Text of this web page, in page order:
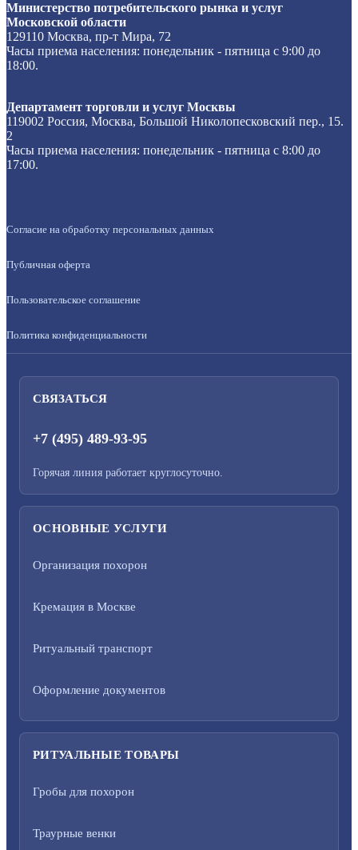
Министерство потребительского рынка и услуг
Московской области
129110 Москва, пр-т Мира, 72
Часы приема населения: понедельник - пятница с 9:00 до
18:00.
Департамент торговли и услуг Москвы
119002 Россия, Москва, Большой Николопесковский пер., 15.
2
Часы приема населения: понедельник - пятница с 8:00 до
17:00.
Согласие на обработку персональных данных
Публичная оферта
Пользовательское соглашение
Политика конфиденциальности
СВЯЗАТЬСЯ
+7 (495) 489-93-95
Горячая линия работает круглосуточно.
ОСНОВНЫЕ УСЛУГИ
Организация похорон
Кремация в Москве
Ритуальный транспорт
Оформление документов
РИТУАЛЬНЫЕ ТОВАРЫ
Гробы для похорон
Траурные венки